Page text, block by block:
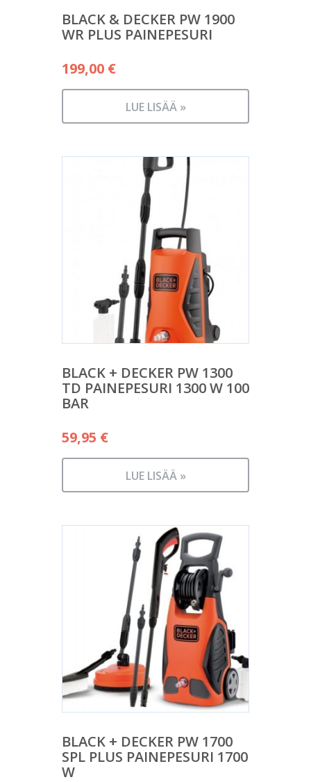
BLACK & DECKER PW 1900
WR PLUS PAINEPESURI
199,00 €
LUE LISÄÄ »
BLACK + DECKER PW 1300
TD PAINEPESURI 1300 W 100
BAR
59,95 €
LUE LISÄÄ »
BLACK + DECKER PW 1700
SPL PLUS PAINEPESURI 1700
W